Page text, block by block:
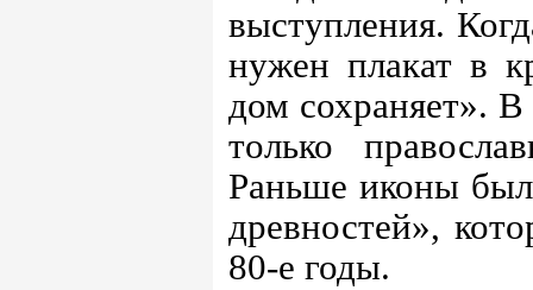
выступления.
нужен плакат в
дом сохраняет».
только
Раньше иконы
древностей»,
80-е годы.